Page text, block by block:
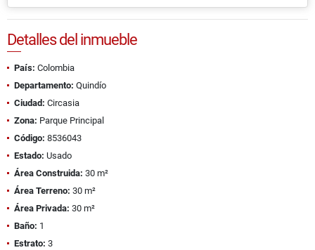
Detalles del inmueble
País: Colombia
Departamento: Quindío
Ciudad: Circasia
Zona: Parque Principal
Código: 8536043
Estado: Usado
Área Construida: 30 m²
Área Terreno: 30 m²
Área Privada: 30 m²
Baño: 1
Estrato: 3